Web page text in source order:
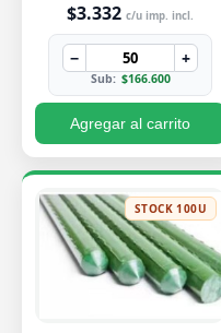
$3.332 c/u imp. incl.
− +
Sub: $166.600
Agregar al carrito
STOCK 100U